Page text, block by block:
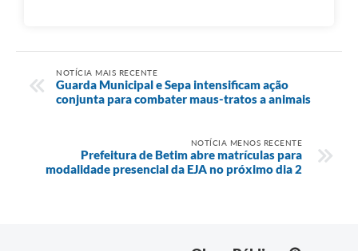
NOTÍCIA MAIS RECENTE
Guarda Municipal e Sepa intensificam ação
conjunta para combater maus-tratos a animais
NOTÍCIA MENOS RECENTE
Prefeitura de Betim abre matrículas para
modalidade presencial da EJA no próximo dia 2